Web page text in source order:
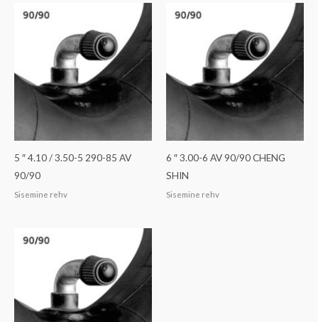
5 ″ 4.10 / 3.50-5 290-85 AV
90/90
Sisemine rehv
6 ″ 3.00-6 AV 90/90 CHENG
SHIN
Sisemine rehv